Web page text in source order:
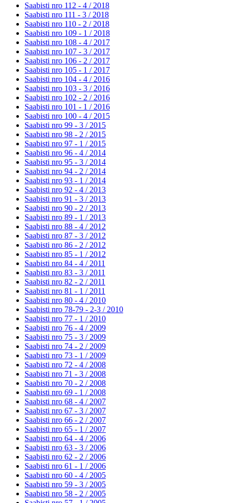
Saabisti nro 112 - 4 / 2018
Saabisti nro 111 - 3 / 2018
Saabisti nro 110 - 2 / 2018
Saabisti nro 109 - 1 / 2018
Saabisti nro 108 - 4 / 2017
Saabisti nro 107 - 3 / 2017
Saabisti nro 106 - 2 / 2017
Saabisti nro 105 - 1 / 2017
Saabisti nro 104 - 4 / 2016
Saabisti nro 103 - 3 / 2016
Saabisti nro 102 - 2 / 2016
Saabisti nro 101 - 1 / 2016
Saabisti nro 100 - 4 / 2015
Saabisti nro 99 - 3 / 2015
Saabisti nro 98 - 2 / 2015
Saabisti nro 97 - 1 / 2015
Saabisti nro 96 - 4 / 2014
Saabisti nro 95 - 3 / 2014
Saabisti nro 94 - 2 / 2014
Saabisti nro 93 - 1 / 2014
Saabisti nro 92 - 4 / 2013
Saabisti nro 91 - 3 / 2013
Saabisti nro 90 - 2 / 2013
Saabisti nro 89 - 1 / 2013
Saabisti nro 88 - 4 / 2012
Saabisti nro 87 - 3 / 2012
Saabisti nro 86 - 2 / 2012
Saabisti nro 85 - 1 / 2012
Saabisti nro 84 - 4 / 2011
Saabisti nro 83 - 3 / 2011
Saabisti nro 82 - 2 / 2011
Saabisti nro 81 - 1 / 2011
Saabisti nro 80 - 4 / 2010
Saabisti nro 78-79 - 2-3 / 2010
Saabisti nro 77 - 1 / 2010
Saabisti nro 76 - 4 / 2009
Saabisti nro 75 - 3 / 2009
Saabisti nro 74 - 2 / 2009
Saabisti nro 73 - 1 / 2009
Saabisti nro 72 - 4 / 2008
Saabisti nro 71 - 3 / 2008
Saabisti nro 70 - 2 / 2008
Saabisti nro 69 - 1 / 2008
Saabisti nro 68 - 4 / 2007
Saabisti nro 67 - 3 / 2007
Saabisti nro 66 - 2 / 2007
Saabisti nro 65 - 1 / 2007
Saabisti nro 64 - 4 / 2006
Saabisti nro 63 - 3 / 2006
Saabisti nro 62 - 2 / 2006
Saabisti nro 61 - 1 / 2006
Saabisti nro 60 - 4 / 2005
Saabisti nro 59 - 3 / 2005
Saabisti nro 58 - 2 / 2005